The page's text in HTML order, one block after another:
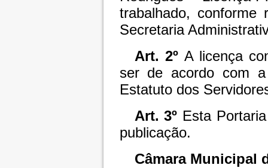
trabalhado,
Secretaria
Art. 2º A licença
ser de acordo com a
Estatuto dos
Art. 3º Esta
publicação.
Câmara Municipal